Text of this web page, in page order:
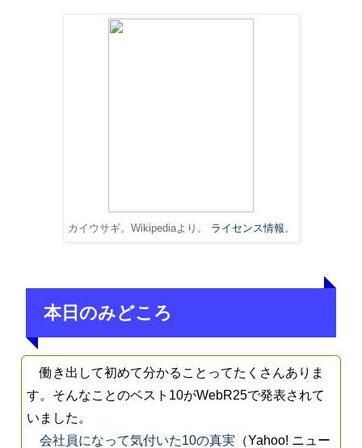
カイウサギ。Wikipediaより。 ライセンス情報 。
本日のみどころ
働き出して初めて分かることってたくさんありま
す。そんなことのベスト10がWebR25で発表されて
いました。
会社員になって気付いた10の真実 （Yahoo! ニュー